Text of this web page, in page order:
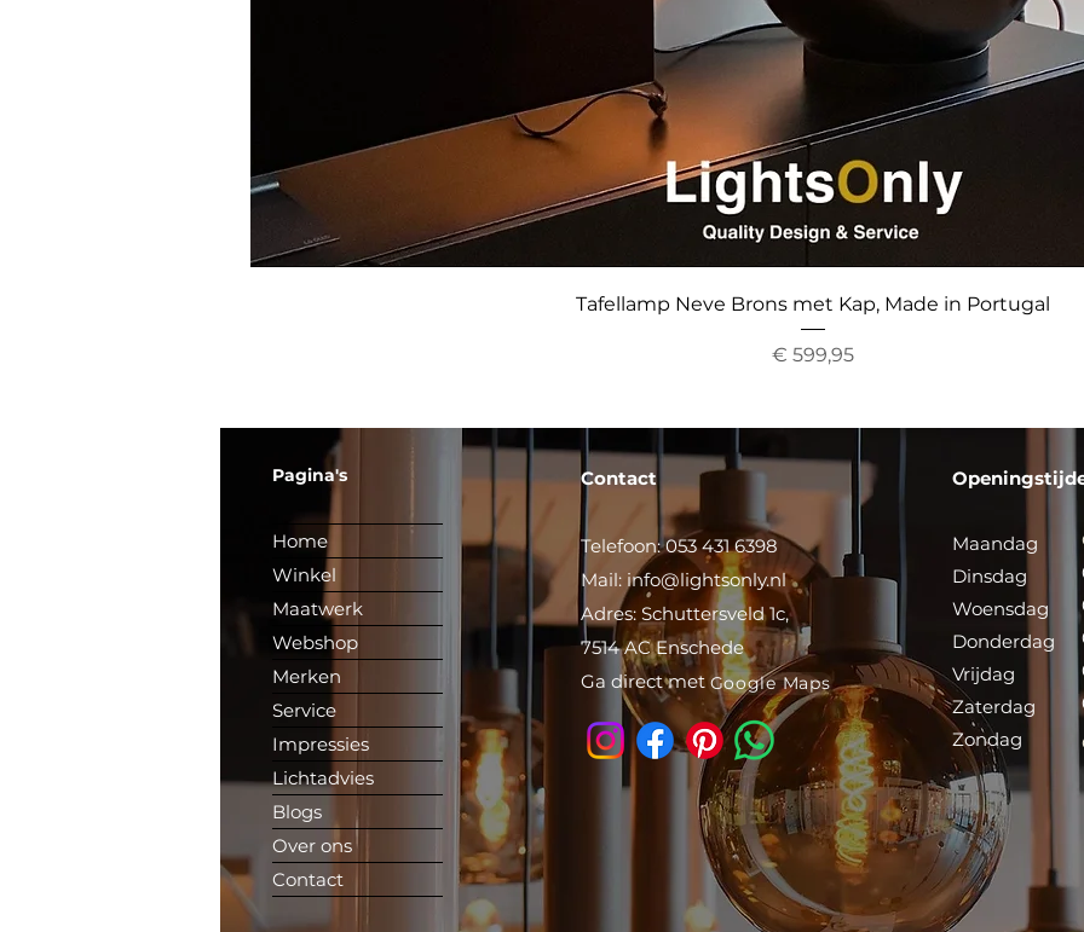
Snel overzicht
Tafellamp Neve Brons met Kap, Made in Portugal
Prijs
€ 599,95
Pagina's
Home
Winkel
Maatwerk
Webshop
Merken
Service
Impressies
Lichtadvies
Blogs
Over ons
Contact
Contact
Telefoon: 053 431 6398
Mail: info@lightsonly.nl
Adres: Schuttersveld 1c,
7514 AC Enschede
Ga direct met Google Maps
Maandag
Dinsdag
Woensdag
Donderdag
Vrijdag
Zaterdag
Zondag